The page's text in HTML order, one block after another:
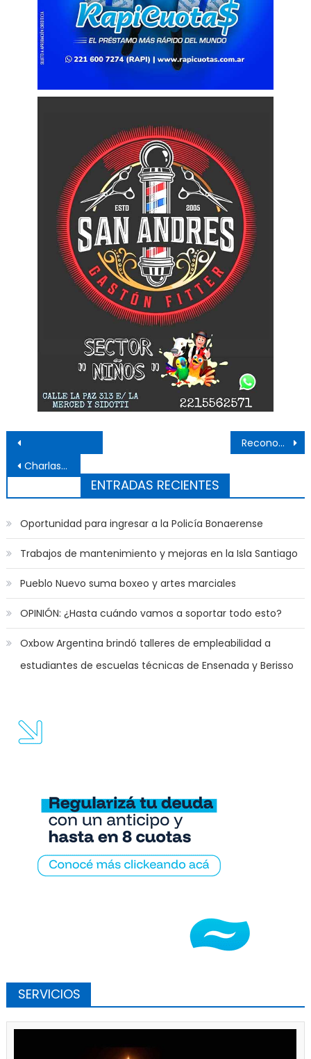
Navegación de entradas
Charlas de fortalecimiento comercial
Reconocimiento a docentes y auxiliares
ENTRADAS RECIENTES
Oportunidad para ingresar a la Policía Bonaerense
Trabajos de mantenimiento y mejoras en la Isla Santiago
Pueblo Nuevo suma boxeo y artes marciales
OPINIÓN: ¿Hasta cuándo vamos a soportar todo esto?
Oxbow Argentina brindó talleres de empleabilidad a
estudiantes de escuelas técnicas de Ensenada y Berisso
SERVICIOS